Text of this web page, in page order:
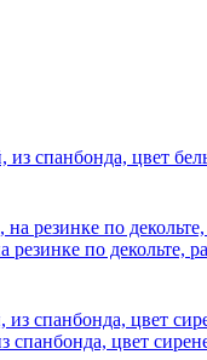
спанбонда, цвет
по декольте,
спанбонда, цвет